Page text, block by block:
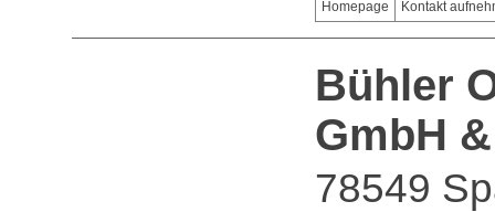
Homepage Kontakt
Bühler
GmbH
78549